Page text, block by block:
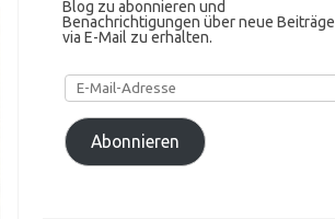
Blog zu abonnieren und
Benachrichtigungen über neue Beiträge
via E-Mail zu erhalten.
E-
Mail-
Adresse
Abonnieren